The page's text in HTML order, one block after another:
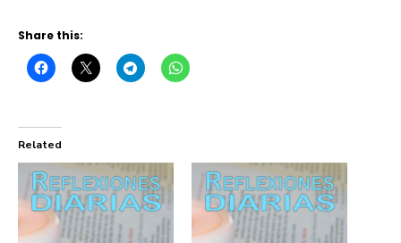
Share this:
Related